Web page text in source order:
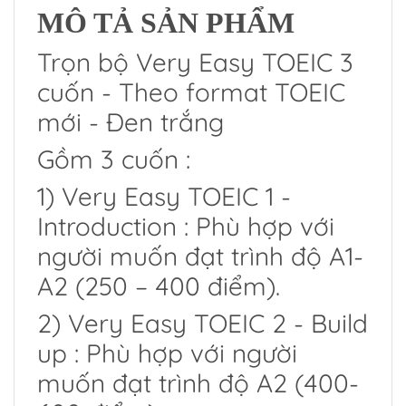
MÔ TẢ SẢN PHẨM
Trọn bộ Very Easy TOEIC 3
cuốn - Theo format TOEIC
mới - Đen trắng
Gồm 3 cuốn :
1) Very Easy TOEIC 1 -
Introduction : Phù hợp với
người muốn đạt trình độ A1-
A2 (250 – 400 điểm).
2) Very Easy TOEIC 2 - Build
up : Phù hợp với người
muốn đạt trình độ A2 (400-